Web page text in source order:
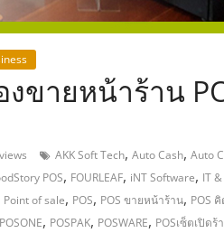
งขายหน้าร้าน
AKK Soft Tech, Auto Cash, Auto
POS, FOURLEAF, iNT Software, IT
Point of sale, POS, POS ขายหน้าร้าน, POS
POSONE, POSPAK, POSWARE, POSเซ็ตเปิดร้